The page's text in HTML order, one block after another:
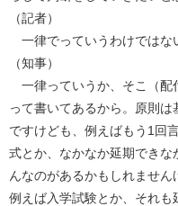
（記者）
一律でっていうわけではな
（知事）
一律っていうか、そこ（配
って書いてあるから。原則
ですけども、例えばもう1回
式とか、なかなか延期できな
んなのがあるかもしれません
例えば入学試験とか、それも